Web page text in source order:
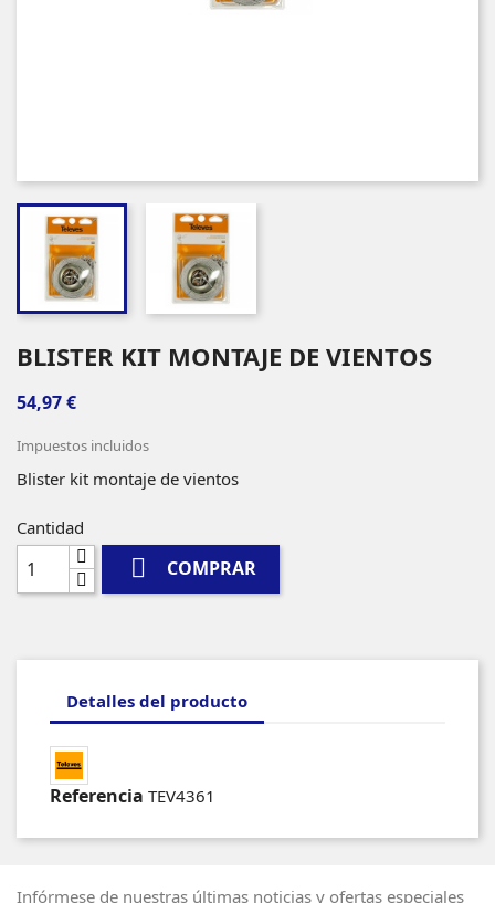
BLISTER KIT MONTAJE DE VIENTOS
54,97 €
Impuestos incluidos
Blister kit montaje de vientos
Cantidad
 COMPRAR
Detalles del producto
Referencia TEV4361
Infórmese de nuestras últimas noticias y ofertas especiales